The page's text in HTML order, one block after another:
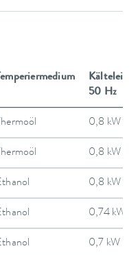
50 Hz
0,8 kW
0,8 kW
0,8 kW
0,74 kW
0,7 kW